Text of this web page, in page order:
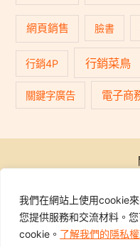
我們在網站上使用cookie
您提供服務和交流材料。
cookie。 了解我們的隱私
網頁銷售 臉書
行銷4P 行銷菜鳥
關鍵字廣告 電子商